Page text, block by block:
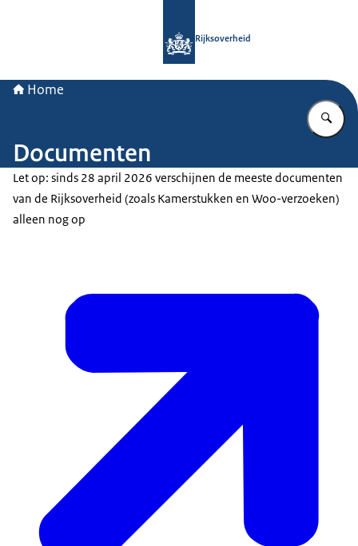
Rijksoverheid
Home
Documenten
Let op: sinds 28 april 2026 verschijnen de meeste documenten
van de Rijksoverheid (zoals Kamerstukken en Woo-verzoeken)
alleen nog op